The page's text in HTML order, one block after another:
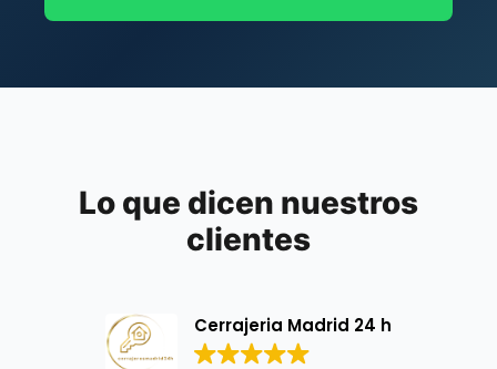
Lo que dicen nuestros
clientes
Cerrajeria Madrid 24 h